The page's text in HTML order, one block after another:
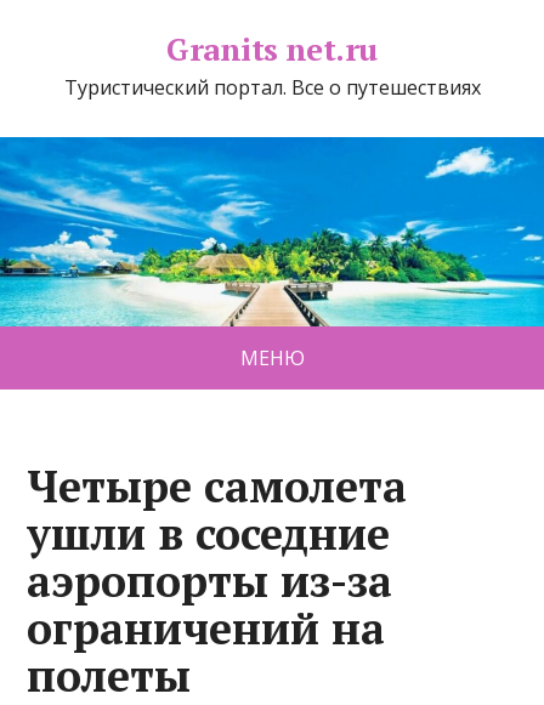
Granits net.ru
Туристический портал. Все о путешествиях
МЕНЮ
Четыре самолета
ушли в соседние
аэропорты из-за
ограничений на
полеты